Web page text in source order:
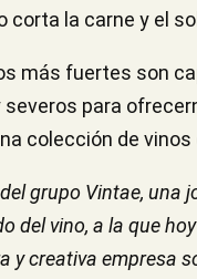
corta la carne y el
más fuertes son
para
colección de
grupo Vintae, una
del vino, a la que
y creativa empresa